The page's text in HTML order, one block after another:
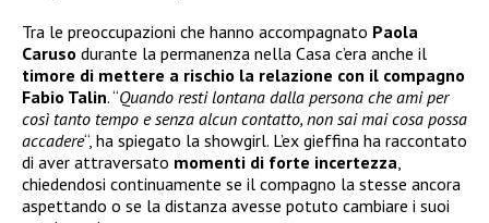
Tra le preoccupazioni che hanno accompagnato Paola
Caruso durante la permanenza nella Casa c’era anche il
timore di mettere a rischio la relazione con il compagno
Fabio Talin. “Quando resti lontana dalla persona che ami per
così tanto tempo e senza alcun contatto, non sai mai cosa possa
accadere“, ha spiegato la showgirl. L’ex gieffina ha raccontato
di aver attraversato momenti di forte incertezza
chiedendosi continuamente se il compagno la stesse ancora
aspettando o se la distanza avesse potuto cambiare i suoi